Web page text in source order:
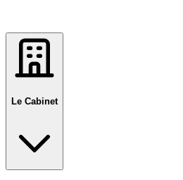
Le Cabinet